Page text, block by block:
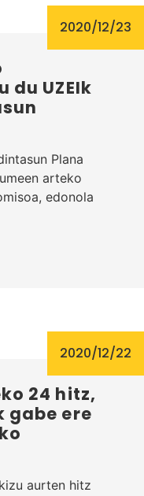
2020/12/23
UZEIk
Plana
arteko
edonola
2020/12/22
24 hitz,
gabe ere
aurten hitz